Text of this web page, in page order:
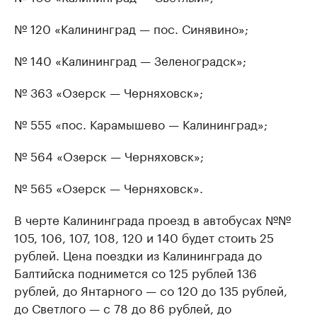
№ 120 «Калининград — пос. Синявино»;
№ 140 «Калининград — Зеленоградск»;
№ 363 «Озерск — Черняховск»;
№ 555 «пос. Карамышево — Калининград»;
№ 564 «Озерск — Черняховск»;
№ 565 «Озерск — Черняховск».
В черте Калининграда проезд в автобусах №№
105, 106, 107, 108, 120 и 140 будет стоить 25
рублей. Цена поездки из Калининграда до
Балтийска поднимется со 125 рублей 136
рублей, до Янтарного — со 120 до 135 рублей,
до Светлого — с 78 до 86 рублей, до